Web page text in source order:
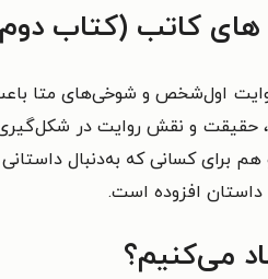
های کاتب (کتاب
اول‌شخص و شوخی‌های متا
حقیقت و نقش روایت در
و هم برای کسانی که به‌دنبال
داستان افزوده است.
می‌کنیم؟